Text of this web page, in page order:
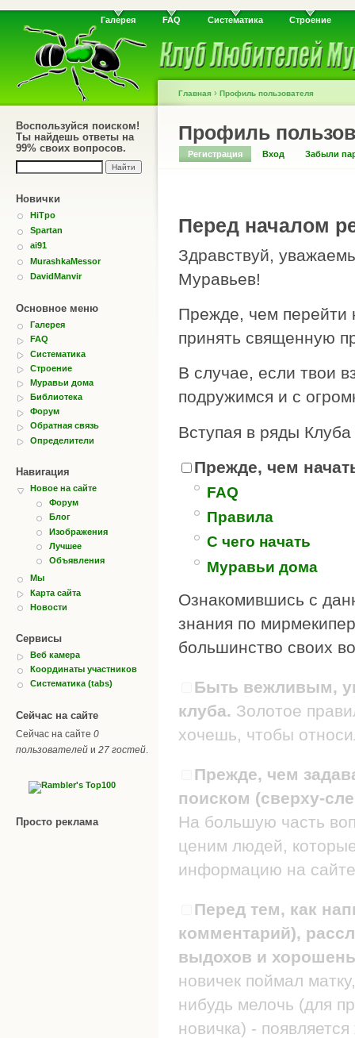
Галерея FAQ Систематика Строение
Воспользуйся поиском!
Ты найдешь ответы на
99% своих вопросов.
Новички
HiTpo
Spartan
ai91
MurashkaMessor
DavidManvir
Основное меню
Галерея
FAQ
Систематика
Строение
Муравьи дома
Библиотека
Форум
Обратная связь
Определители
Навигация
Новое на сайте
Форум
Блог
Изображения
Лучшее
Объявления
Мы
Карта сайта
Новости
Сервисы
Веб камера
Координаты участников
Систематика (tabs)
Сейчас на сайте
Сейчас на сайте 0
пользователей и 27 гостей.
Просто реклама
Главная › Профиль пользователя
Профиль
Регистрация Вход Забыли
Перед началом
Здравствуй,
Муравьев!
Прежде, чем перейти
принять священную
В случае, если твои
подружимся и с
Вступая в ряды
Прежде, чем
FAQ
Правила
С чего начать
Муравьи дома
Ознакомившись с
знания по
большинство своих
Быть вежливым,
клуба. Золотое
хочешь, чтобы
Прежде, чем
поиском (сверху-
На большую часть
ценим людей,
информацию на
Перед тем, как
комментарий),
выдохов и
новичек поймал
нибудь мелочь (для
новичка) -